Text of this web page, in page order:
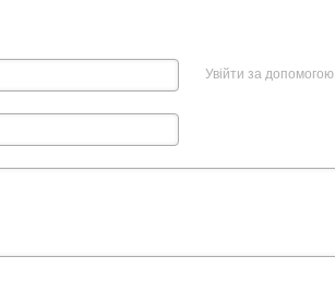
Увійти за допомогою